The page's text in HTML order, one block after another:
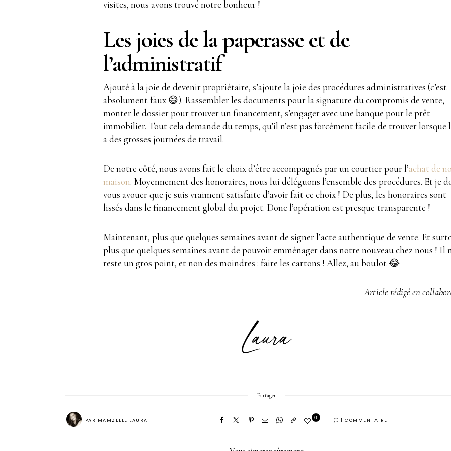
visites, nous avons trouvé notre bonheur !
Les joies de la paperasse et de
l’administratif
Ajouté à la joie de devenir propriétaire, s’ajoute la joie des procédures administratives (c’est
absolument faux 😅). Rassembler les documents pour la signature du compromis de vente,
monter le dossier pour trouver un financement, s’engager avec une banque pour le prêt
immobilier. Tout cela demande du temps, qu’il n’est pas forcément facile de trouver lorsque
a des grosses journées de travail.
De notre côté, nous avons fait le choix d’être accompagnés par un courtier pour l’achat de
maison. Moyennement des honoraires, nous lui déléguons l’ensemble des procédures. Et je
vous avouer que je suis vraiment satisfaite d’avoir fait ce choix ! De plus, les honoraires sont
lissés dans le financement global du projet. Donc l’opération est presque transparente !
Maintenant, plus que quelques semaines avant de signer l’acte authentique de vente. Et
plus que quelques semaines avant de pouvoir emménager dans notre nouveau chez nous ! Il
reste un gros point, et non des moindres : faire les cartons ! Allez, au boulot 😂
Article rédigé en
Partager
PAR MAMZELLE LAURA 0 1 COMMENTAIRE